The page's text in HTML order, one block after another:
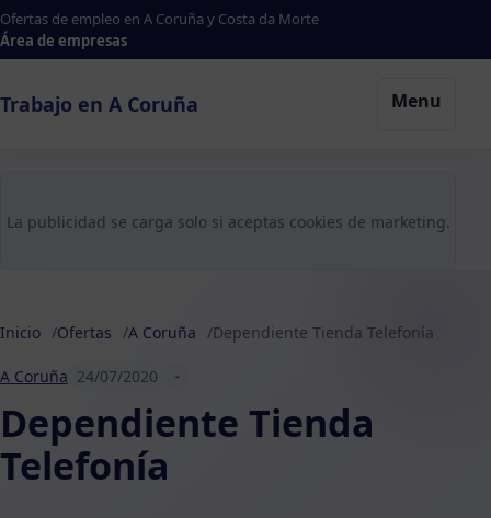
Ofertas de empleo en A Coruña y Costa da Morte
Área de empresas
Trabajo en A Coruña Menu
La publicidad se carga solo si aceptas cookies de marketing.
Inicio Ofertas A Coruña Dependiente Tienda Telefonía
A Coruña 24/07/2020 -
Dependiente Tienda
Telefonía